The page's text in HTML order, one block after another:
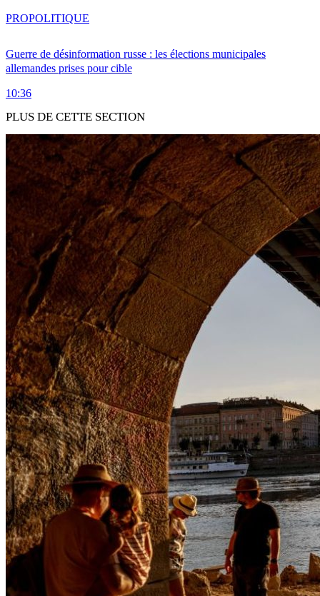
Guerre de désinformation russe : les élections municipales
allemandes prises pour cible
10:36
PROPOLITIQUE
PLUS DE CETTE SECTION